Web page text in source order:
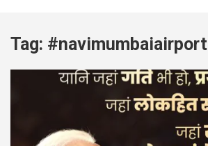
Tag: #navimumbaiairport